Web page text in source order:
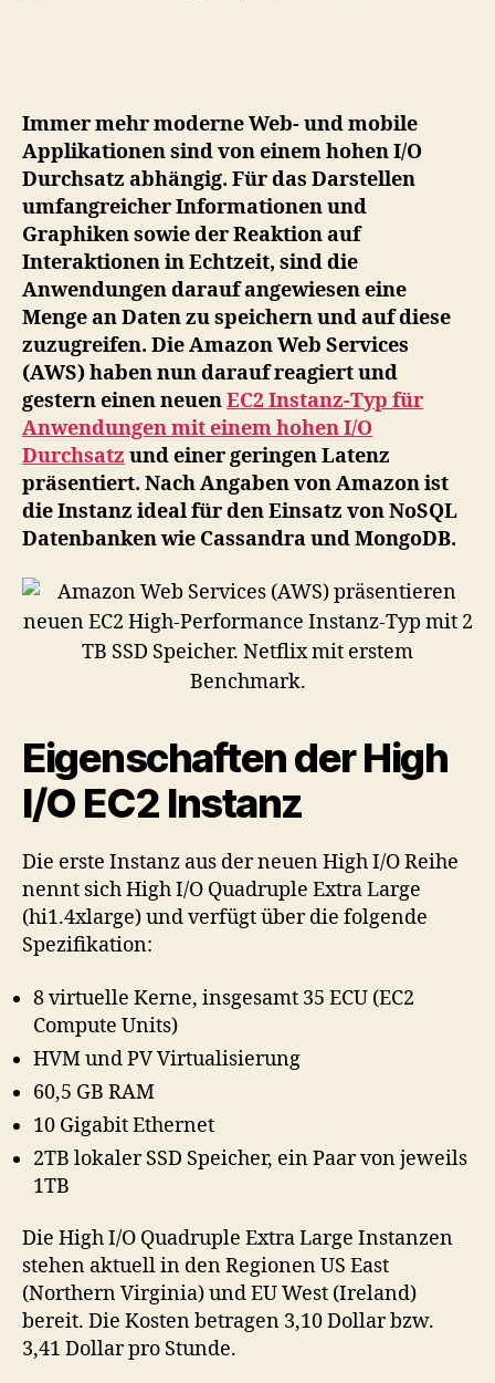
Immer mehr moderne Web- und mobile
Applikationen sind von einem hohen I/O
Durchsatz abhängig. Für das Darstellen
umfangreicher Informationen und
Graphiken sowie der Reaktion auf
Interaktionen in Echtzeit, sind die
Anwendungen darauf angewiesen eine
Menge an Daten zu speichern und auf diese
zuzugreifen. Die Amazon Web Services
(AWS) haben nun darauf reagiert und
gestern einen neuenEC2 Instanz-Typ für
Anwendungen mit einem hohen I/O
Durchsatz und einer geringen Latenz
präsentiert. Nach Angaben von Amazon ist
die Instanz ideal für den Einsatz von NoSQL
Datenbanken wie Cassandra und MongoDB.
Eigenschaften der High
I/O EC2 Instanz
Die erste Instanz aus der neuen High I/O Reihe
nennt sich High I/O Quadruple Extra Large
(hi1.4xlarge) und verfügt über die folgende
Spezifikation:
8 virtuelle Kerne, insgesamt 35 ECU (EC2
Compute Units)
HVM und PV Virtualisierung
60,5 GB RAM
10 Gigabit Ethernet
2TB lokaler SSD Speicher, ein Paar von jeweils
1TB
Die High I/O Quadruple Extra Large Instanzen
stehen aktuell in den Regionen US East
(Northern Virginia) und EU West (Ireland)
bereit. Die Kosten betragen 3,10 Dollar bzw.
3,41 Dollar pro Stunde.